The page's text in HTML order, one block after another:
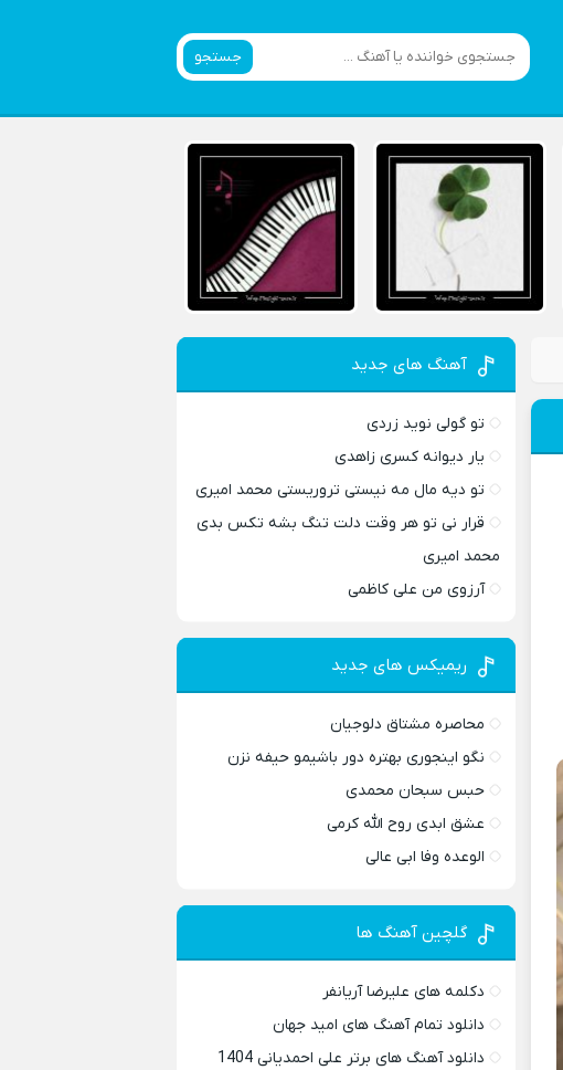
جستجو
آهنگ های جدید
تو گولی نوید زردی
یار دیوانه کسری زاهدی
تو دیه مال مه نیستی تروریستی محمد امیری
قرار نی تو هر وقت دلت تنگ بشه تکس بدی
محمد امیری
آرزوی من علی کاظمی
ریمیکس های جدید
محاصره مشتاق دلوجیان
نگو اینجوری بهتره دور باشیمو حیفه نزن
حبس سبحان محمدی
عشق ابدی روح الله کرمی
الوعده وفا ابی عالی
گلچین آهنگ ها
دکلمه های علیرضا آریانفر
دانلود تمام آهنگ های امید جهان
دانلود آهنگ های برتر علی احمدیانی 1404